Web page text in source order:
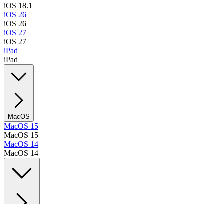
iOS 18.1
iOS 26
iOS 26
iOS 27
iOS 27
iPad
iPad
MacOS
MacOS 15
MacOS 15
MacOS 14
MacOS 14